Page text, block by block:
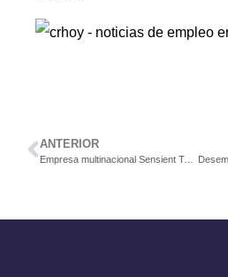
ANTERIOR
Empresa multinacional Sensient Technologies ubicada en Zona Franca Coyol, busca a un Asistente de Producción